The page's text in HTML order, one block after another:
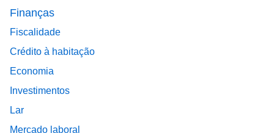
Finanças
Fiscalidade
Crédito à habitação
Economia
Investimentos
Lar
Mercado laboral